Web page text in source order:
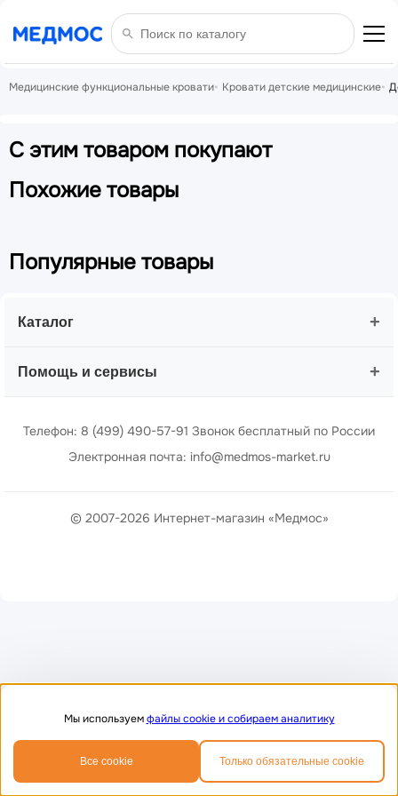
Главная Избранное
0
Корзина Телефон MAX
Медицинские функциональные кровати Кровати детские медицинские
С этим товаром покупают
Похожие товары
Популярные товары
Каталог +
Помощь и сервисы +
Телефон: 8 (499) 490-57-91 Звонок бесплатный по России
Электронная почта: info@medmos-market.ru
© 2007-2026 Интернет-магазин «Медмос»
Мы используемфайлы cookie и собираем аналитику
Все cookie Только обязательные cookie